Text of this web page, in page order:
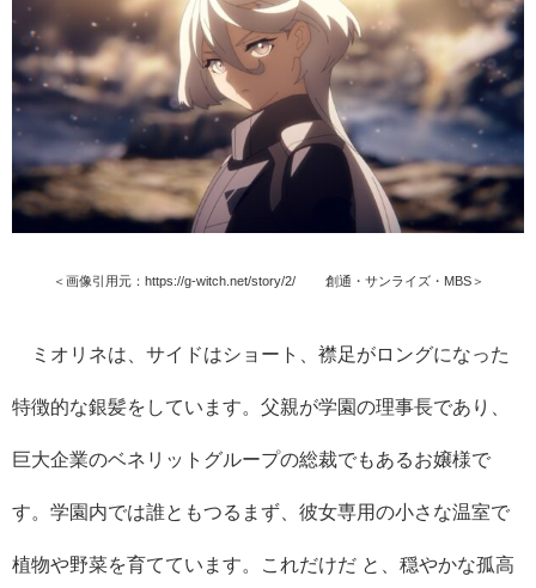
＜画像引用元：https://g-witch.net/story/2/ © 創通・サンライズ・MBS＞
ミオリネは、サイドはショート、襟足がロングになった
特徴的な銀髪をしています。父親が学園の理事長であり、
巨大企業のベネリットグループの総裁でもあるお嬢様で
す。学園内では誰ともつるまず、彼女専用の小さな温室で
植物や野菜を育てています。これだけだ と、穏やかな孤高